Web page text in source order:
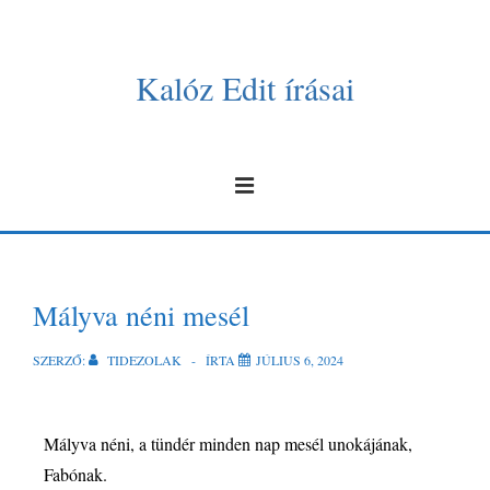
Kalóz Edit írásai
Mályva néni mesél
SZERZŐ: TIDEZOLAK ÍRTA JÚLIUS 6, 2024
Mályva néni, a tündér minden nap mesél unokájának,
Fabónak.